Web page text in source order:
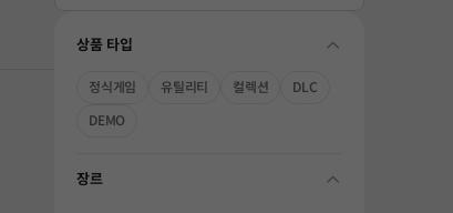
상품 타입 folding
정식게임 유틸리티 컬렉션
DLC
DEMO
장르 folding